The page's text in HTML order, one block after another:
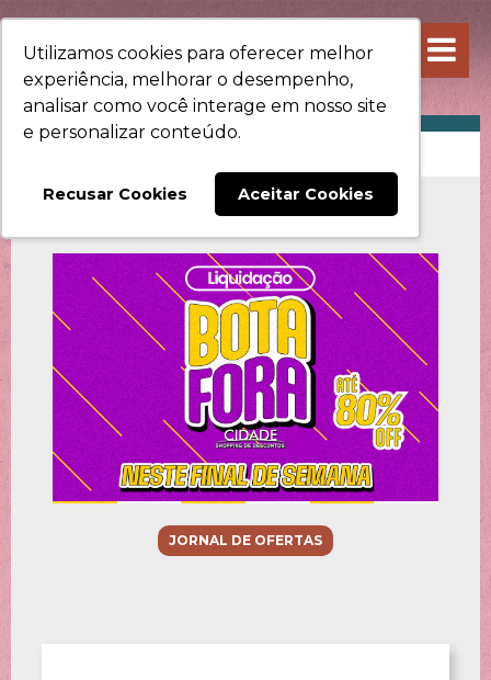
Utilizamos cookies para oferecer melhor
experiência, melhorar o desempenho,
analisar como você interage em nosso site
e personalizar conteúdo.
Recusar Cookies Aceitar Cookies
JORNAL DE OFERTAS